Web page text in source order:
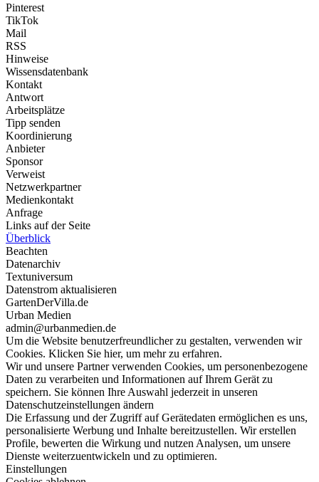
Pinterest
TikTok
Mail
RSS
Hinweise
Wissensdatenbank
Kontakt
Antwort
Arbeitsplätze
Tipp senden
Koordinierung
Anbieter
Sponsor
Verweist
Netzwerkpartner
Medienkontakt
Anfrage
Links auf der Seite
Überblick
Beachten
Datenarchiv
Textuniversum
Datenstrom aktualisieren
GartenDerVilla.de
Urban Medien
admin@urbanmedien.de
Um die Website benutzerfreundlicher zu gestalten, verwenden wir
Cookies. Klicken Sie hier, um mehr zu erfahren.
Wir und unsere Partner verwenden Cookies, um personenbezogene
Daten zu verarbeiten und Informationen auf Ihrem Gerät zu
speichern. Sie können Ihre Auswahl jederzeit in unseren
Datenschutzeinstellungen ändern
Die Erfassung und der Zugriff auf Gerätedaten ermöglichen es uns,
personalisierte Werbung und Inhalte bereitzustellen. Wir erstellen
Profile, bewerten die Wirkung und nutzen Analysen, um unsere
Dienste weiterzuentwickeln und zu optimieren.
Einstellungen